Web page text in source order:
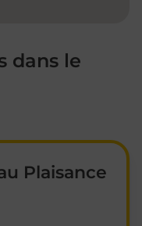
dans le
Plaisance